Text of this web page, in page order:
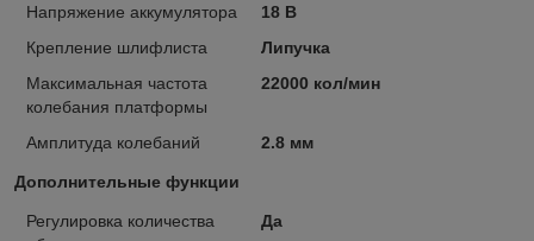
Напряжение аккумулятора
18 В
Крепление шлифлиста
Липучка
Максимальная частота
колебания платформы
22000 кол/мин
Амплитуда колебаний 2.8 мм
Дополнительные функции
Регулировка количества
Да